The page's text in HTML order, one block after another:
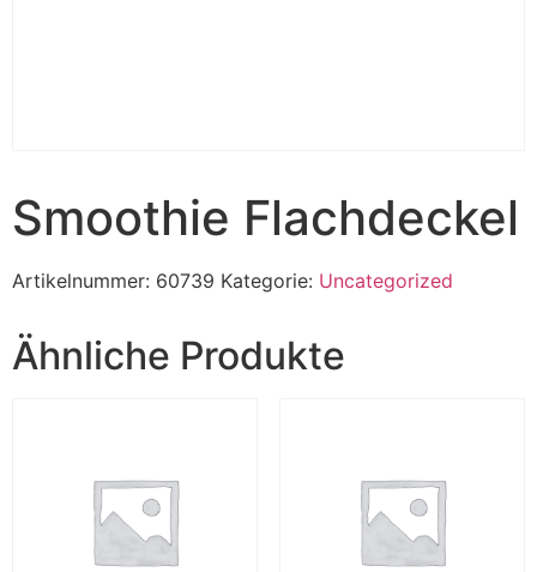
Smoothie Flachdeckel
Artikelnummer: 60739 Kategorie: Uncategorized
Ähnliche Produkte